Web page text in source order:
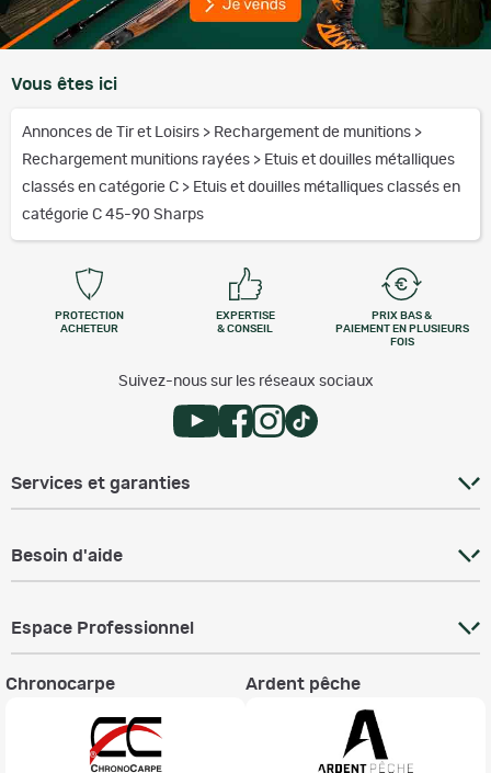
Vous êtes ici
Annonces de Tir et Loisirs > Rechargement de munitions >
Rechargement munitions rayées > Etuis et douilles métalliques
classés en catégorie C > Etuis et douilles métalliques classés en
catégorie C 45-90 Sharps
PROTECTION
ACHETEUR
EXPERTISE
& CONSEIL
PRIX BAS &
PAIEMENT EN PLUSIEURS
FOIS
Suivez-nous sur les réseaux sociaux
Services et garanties
Besoin d'aide
Espace Professionnel
Chronocarpe Ardent pêche